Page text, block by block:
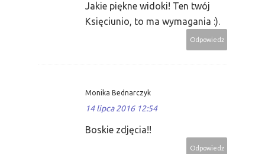
Jakie piękne widoki! Ten twój
Księciunio, to ma wymagania :).
Odpowiedz
Monika Bednarczyk
14 lipca 2016 12:54
Boskie zdjęcia!!
Odpowiedz